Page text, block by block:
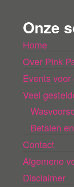
Onze
Home
Over Pink
Events
Veel
Betalen
Contact
Algemene
Disclaimer